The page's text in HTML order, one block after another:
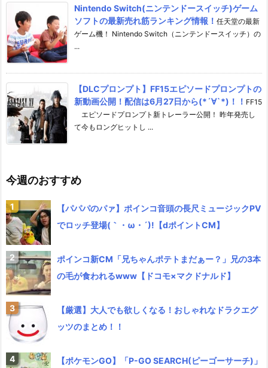
Nintendo Switch(ニンテンドースイッチ)ゲーム
ソフトの最新売れ筋ランキング情報！ 任天堂の最新
ゲーム機！ Nintendo Switch（ニンテンドースイッチ）の
...
【DLCプロンプト】FF15エピソードプロンプトの
新動画公開！配信は6月27日から(*´∀`*)！！ FF15
エピソードプロンプト新トレーラー公開！ 昨年発売し
て今もロングヒットし ...
今週のおすすめ
【パパパのパァ】ポインコ音頭の長尺ミュージックPV
でロッチ登場(｀・ω・´)!【dポイントCM】
ポインコ新CM「兄ちゃんポテトまだぁー？」兄の3本
の毛が食われるwww【ドコモ×マクドナルド】
【厳選】大人でも欲しくなる！おしゃれなドラクエグ
ッツのまとめ！！
【ポケモンGO】「P-GO SEARCH(ピーゴーサーチ)」